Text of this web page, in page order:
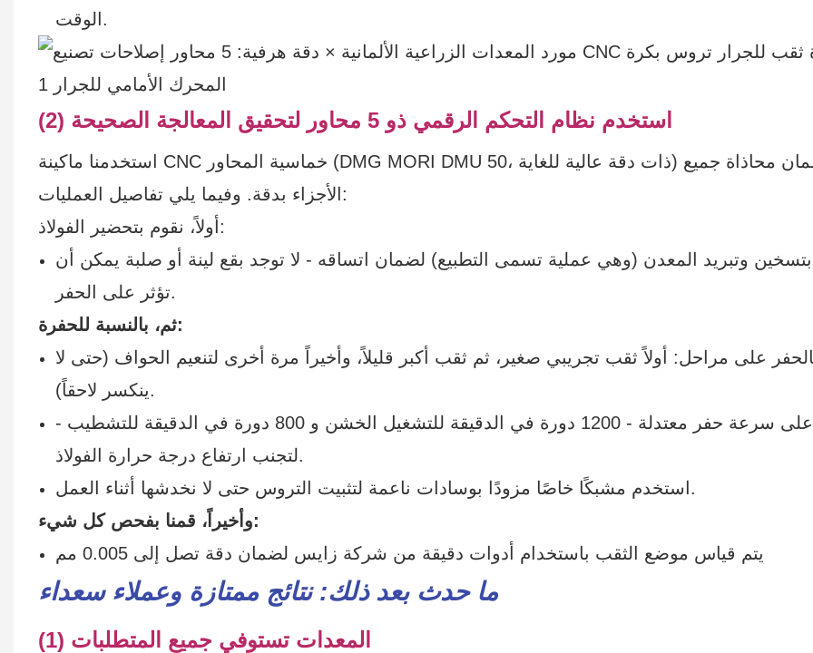
الوقت.
(2) استخدم نظام التحكم الرقمي ذو 5 محاور لتحقيق المعالجة الصحيحة
استخدمنا ماكينة CNC خماسية المحاور (DMG MORI DMU 50، ذات دقة عالية للغاية) لضمان محاذاة جميع
الأجزاء بدقة. وفيما يلي تفاصيل العمليات:
أولاً، نقوم بتحضير الفولاذ:
وتبريد المعدن (وهي عملية تسمى التطبيع) لضمان اتساقه - لا توجد بقع لينة أو صلبة يمكن أن
تؤثر على الحفر.
ثم، بالنسبة للحفرة:
على مراحل: أولاً ثقب تجريبي صغير، ثم ثقب أكبر قليلاً، وأخيراً مرة أخرى لتنعيم الحواف (حتى لا
ينكسر لاحقاً).
حافظ على سرعة حفر معتدلة - 1200 دورة في الدقيقة للتشغيل الخشن و 800 دورة في الدقيقة للتشطيب -
لتجنب ارتفاع درجة حرارة الفولاذ.
استخدم مشبكًا خاصًا مزودًا بوسادات ناعمة لتثبيت التروس حتى لا نخدشها أثناء العمل.
وأخيراً، قمنا بفحص كل شيء:
يتم قياس موضع الثقب باستخدام أدوات دقيقة من شركة زايس لضمان دقة تصل إلى 0.005 مم
ما حدث بعد ذلك: نتائج ممتازة وعملاء سعداء
(1) المعدات تستوفي جميع المتطلبات